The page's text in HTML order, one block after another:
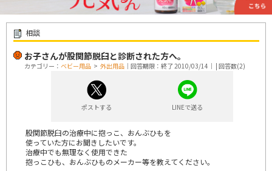
相談
お子さんが股関節脱臼と診断された方へ。
カテゴリー： ベビー用品 > 外出用品 ｜回答期限：終了 2010/03/14｜ | 回答数(2)
ポストする LINEで送る
股関節脱臼の治療中に抱っこ、おんぶひもを
使っていた方にお聞きしたいです。
治療中でも無理なく使用できた
抱っこひも、おんぶひものメーカー等を教えてください。